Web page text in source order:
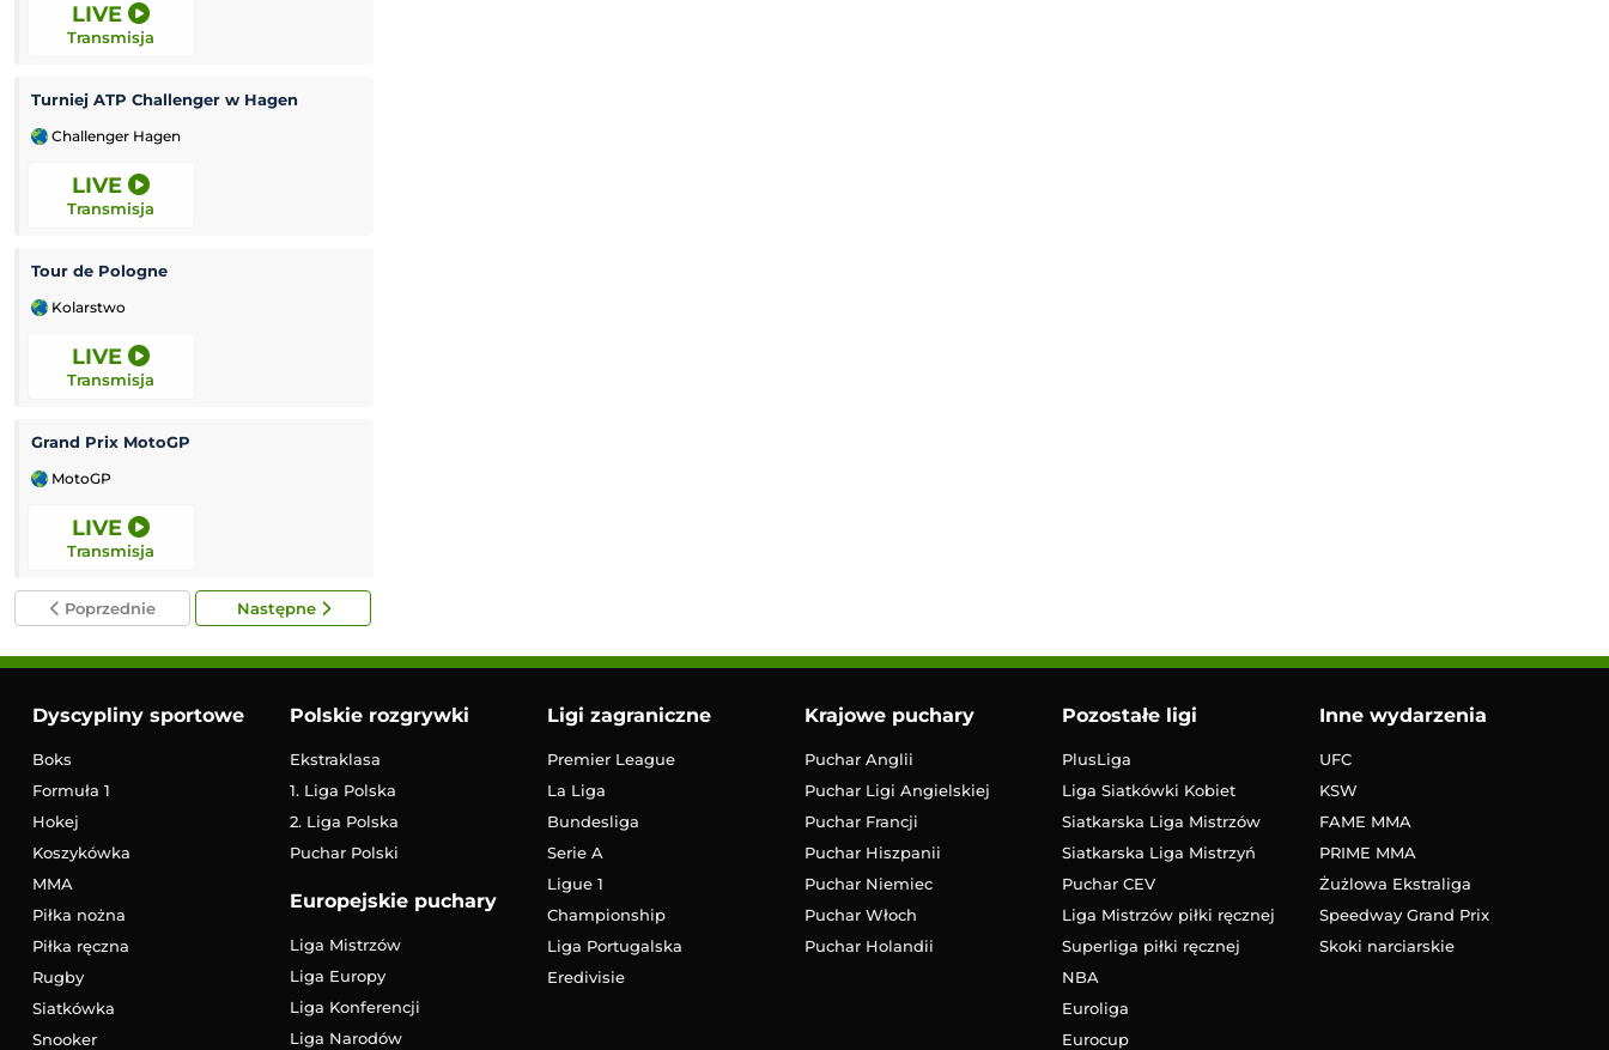
LIVE
Transmisja
Turniej ATP Challenger w Hagen
Challenger Hagen
LIVE
Transmisja
Tour de Pologne
Kolarstwo
LIVE
Transmisja
Grand Prix MotoGP
MotoGP
LIVE
Transmisja
Poprzednie Następne
Dyscypliny sportowe
Boks
Formuła 1
Hokej
Koszykówka
MMA
Piłka nożna
Piłka ręczna
Rugby
Siatkówka
Snooker
Polskie rozgrywki
Ekstraklasa
1. Liga Polska
2. Liga Polska
Puchar Polski
Europejskie puchary
Liga Mistrzów
Liga Europy
Liga Konferencji
Liga Narodów
Ligi zagraniczne
Premier League
La Liga
Bundesliga
Serie A
Ligue 1
Championship
Liga Portugalska
Eredivisie
Krajowe puchary
Puchar Anglii
Puchar Ligi Angielskiej
Puchar Francji
Puchar Hiszpanii
Puchar Niemiec
Puchar Włoch
Puchar Holandii
Pozostałe ligi
PlusLiga
Liga Siatkówki Kobiet
Siatkarska Liga Mistrzów
Siatkarska Liga Mistrzyń
Puchar CEV
Liga Mistrzów piłki ręcznej
Superliga piłki ręcznej
NBA
Euroliga
Eurocup
Inne wydarzenia
UFC
KSW
FAME MMA
PRIME MMA
Żużlowa Ekstraliga
Speedway Grand Prix
Skoki narciarskie